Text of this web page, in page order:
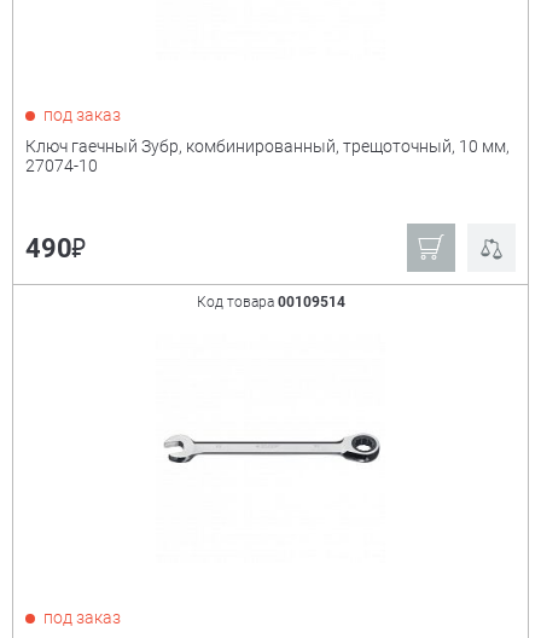
под заказ
Ключ гаечный Зубр, комбинированный, трещоточный, 10 мм,
27074-10
490₽
Код товара 00109514
под заказ